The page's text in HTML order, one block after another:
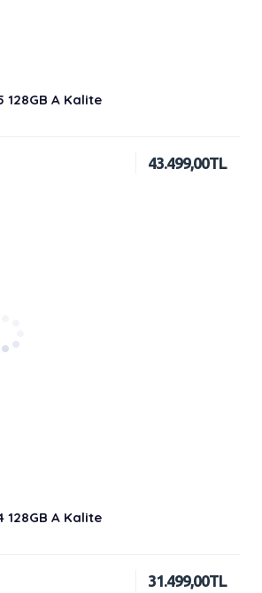
128GB A Kalite
43.499,00TL
128GB A Kalite
31.499,00TL